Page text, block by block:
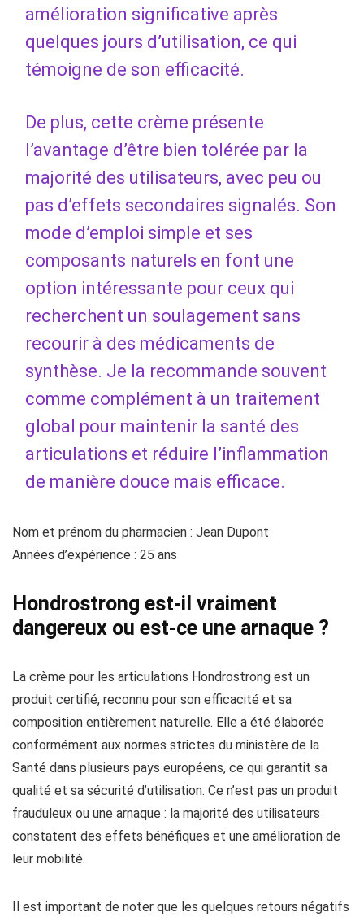
amélioration significative après
quelques jours d’utilisation, ce qui
témoigne de son efficacité.
De plus, cette crème présente
l’avantage d’être bien tolérée par la
majorité des utilisateurs, avec peu ou
pas d’effets secondaires signalés. Son
mode d’emploi simple et ses
composants naturels en font une
option intéressante pour ceux qui
recherchent un soulagement sans
recourir à des médicaments de
synthèse. Je la recommande souvent
comme complément à un traitement
global pour maintenir la santé des
articulations et réduire l’inflammation
de manière douce mais efficace.
Nom et prénom du pharmacien : Jean Dupont
Années d’expérience : 25 ans
Hondrostrong est-il vraiment
dangereux ou est-ce une arnaque ?
La crème pour les articulations Hondrostrong est un
produit certifié, reconnu pour son efficacité et sa
composition entièrement naturelle. Elle a été élaborée
conformément aux normes strictes du ministère de la
Santé dans plusieurs pays européens, ce qui garantit sa
qualité et sa sécurité d’utilisation. Ce n’est pas un produit
frauduleux ou une arnaque : la majorité des utilisateurs
constatent des effets bénéfiques et une amélioration de
leur mobilité.
Il est important de noter que les quelques retours négatifs